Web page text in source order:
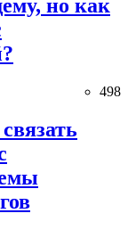
но как
498